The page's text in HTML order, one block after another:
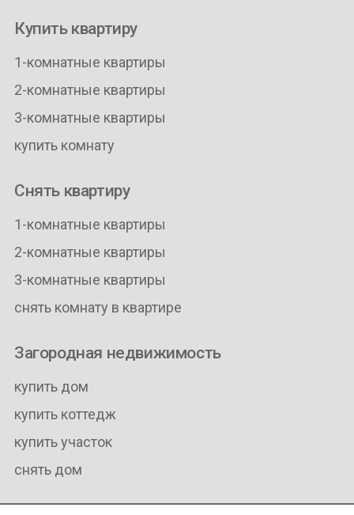
Купить квартиру
1-комнатные квартиры
2-комнатные квартиры
3-комнатные квартиры
купить комнату
Снять квартиру
1-комнатные квартиры
2-комнатные квартиры
3-комнатные квартиры
снять комнату в квартире
Загородная недвижимость
купить дом
купить коттедж
купить участок
снять дом